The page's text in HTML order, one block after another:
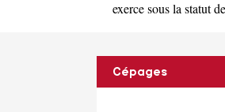
exerce sous la statut
Cépages